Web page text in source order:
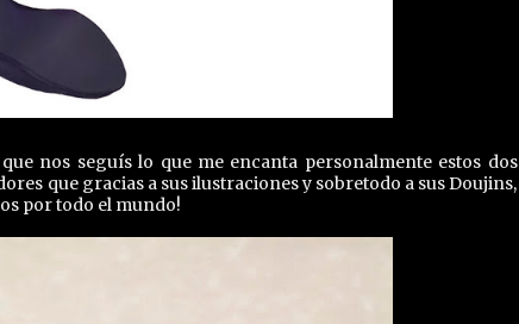
nos seguís lo que me encanta personalmente estos dos
que gracias a sus ilustraciones y sobretodo a sus Doujins,
por todo el mundo!